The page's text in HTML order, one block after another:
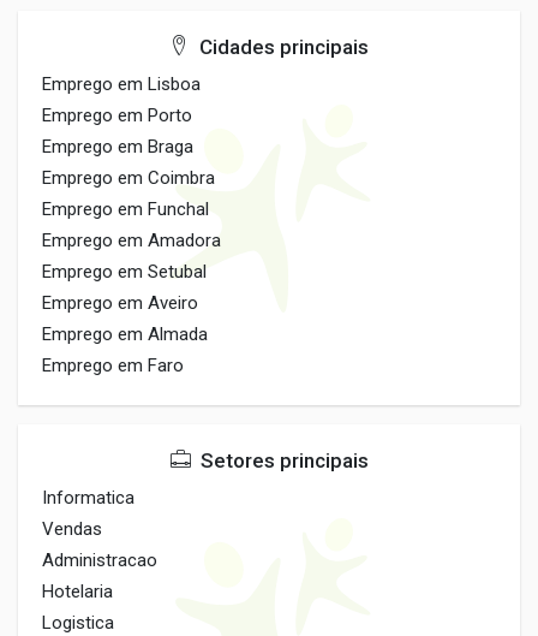
Cidades principais
Emprego em Lisboa
Emprego em Porto
Emprego em Braga
Emprego em Coimbra
Emprego em Funchal
Emprego em Amadora
Emprego em Setubal
Emprego em Aveiro
Emprego em Almada
Emprego em Faro
Setores principais
Informatica
Vendas
Administracao
Hotelaria
Logistica